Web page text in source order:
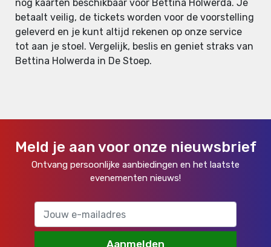
nog kaarten beschikbaar voor Bettina Holwerda. Je
betaalt veilig, de tickets worden voor de voorstelling
geleverd en je kunt altijd rekenen op onze service
tot aan je stoel. Vergelijk, beslis en geniet straks van
Bettina Holwerda in De Stoep.
Meld je aan voor onze nieuwsbrief
Ontvang persoonlijke aanbiedingen en het laatste
evenementen nieuws!
Aanmelden